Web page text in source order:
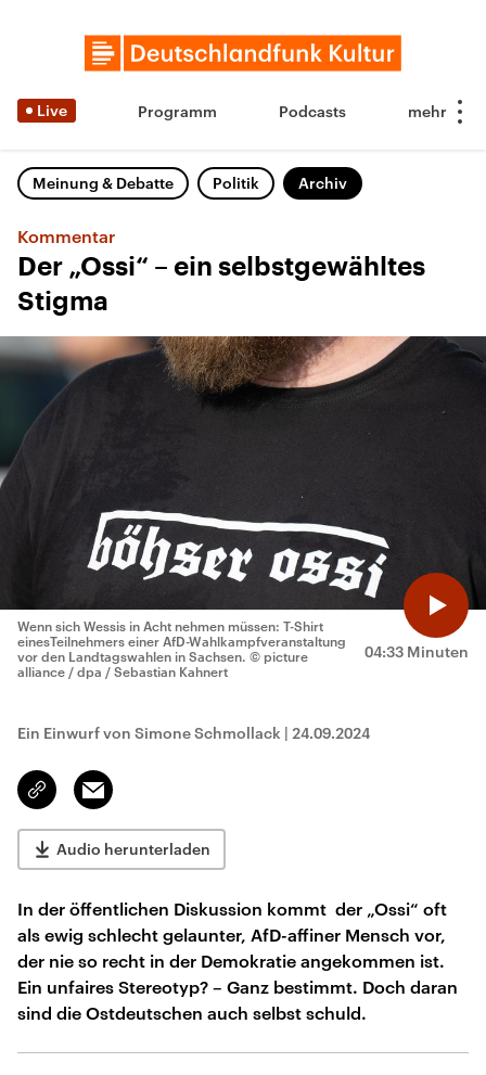
Live Programm Podcasts
Meinung & Debatte Politik Archiv
Kommentar
Der „Ossi“ – ein selbstgewähltes
Stigma
04:33 Minuten
Wenn sich Wessis in Acht nehmen müssen: T-Shirt
einesTeilnehmers einer AfD-Wahlkampfveranstaltung
vor den Landtagswahlen in Sachsen. © picture
alliance / dpa / Sebastian Kahnert
Ein Einwurf von Simone Schmollack | 24.09.2024
Link
kopieren/teilen
Email
Audio herunterladen
In der öffentlichen Diskussion kommt der „Ossi“ oft
als ewig schlecht gelaunter, AfD-affiner Mensch vor,
der nie so recht in der Demokratie angekommen ist.
Ein unfaires Stereotyp? – Ganz bestimmt. Doch daran
sind die Ostdeutschen auch selbst schuld.